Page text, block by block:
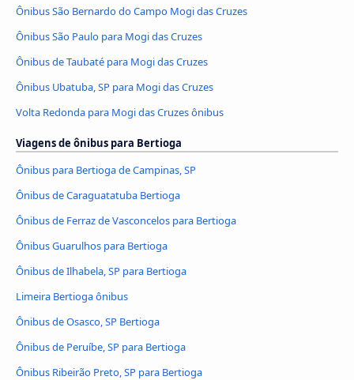
Ônibus São Bernardo do Campo Mogi das Cruzes
Ônibus São Paulo para Mogi das Cruzes
Ônibus de Taubaté para Mogi das Cruzes
Ônibus Ubatuba, SP para Mogi das Cruzes
Volta Redonda para Mogi das Cruzes ônibus
Viagens de ônibus para Bertioga
Ônibus para Bertioga de Campinas, SP
Ônibus de Caraguatatuba Bertioga
Ônibus de Ferraz de Vasconcelos para Bertioga
Ônibus Guarulhos para Bertioga
Ônibus de Ilhabela, SP para Bertioga
Limeira Bertioga ônibus
Ônibus de Osasco, SP Bertioga
Ônibus de Peruíbe, SP para Bertioga
Ônibus Ribeirão Preto, SP para Bertioga